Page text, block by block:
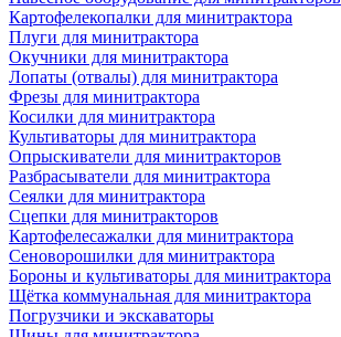
Картофелекопалки для минитрактора
Плуги для минитрактора
Окучники для минитрактора
Лопаты (отвалы) для минитрактора
Фрезы для минитрактора
Косилки для минитрактора
Культиваторы для минитрактора
Опрыскиватели для минитракторов
Разбрасыватели для минитрактора
Сеялки для минитрактора
Сцепки для минитракторов
Картофелесажалки для минитрактора
Сеноворошилки для минитрактора
Бороны и культиваторы для минитрактора
Щётка коммунальная для минитрактора
Погрузчики и экскаваторы